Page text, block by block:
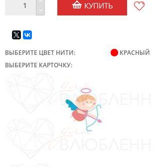
КУПИТЬ
ВЫБЕРИТЕ ЦВЕТ НИТИ:
КРАСНЫЙ
ВЫБЕРИТЕ КАРТОЧКУ: